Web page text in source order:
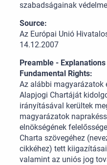
szabadságainak
Source:
Az Európai Unió
14.12.2007
Preamble -
Fundamental Rights:
Az alábbi magyarázatok
Alapjogi Chartáját
irányításával kerültek
magyarázatok
elnökségének
Charta szövegéhez
cikkéhez) tett
valamint az uniós jog